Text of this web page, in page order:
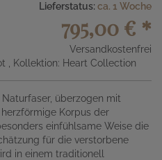
Lieferstatus: ca. 1 Woche
795,00 € *
Versandkostenfrei
, Kollektion: Heart Collection
überzogen mit
Korpus der
einfühlsame Weise die
für die verstorbene
in einem traditionell